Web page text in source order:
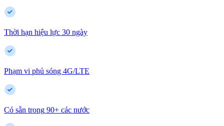
Thời hạn hiệu lực 30 ngày
Phạm vi phủ sóng 4G/LTE
Có sẵn trong 90+ các nước